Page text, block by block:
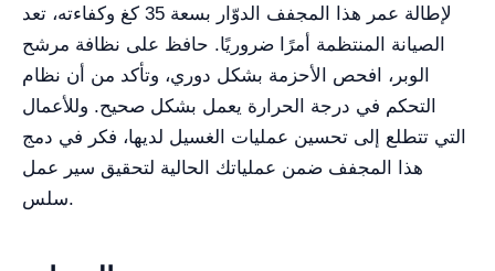
لإطالة عمر هذا المجفف الدوّار بسعة 35 كغ وكفاءته، تعد
الصيانة المنتظمة أمرًا ضروريًا. حافظ على نظافة مرشح
الوبر، افحص الأحزمة بشكل دوري، وتأكد من أن نظام
التحكم في درجة الحرارة يعمل بشكل صحيح. وللأعمال
التي تتطلع إلى تحسين عمليات الغسيل لديها، فكر في دمج
هذا المجفف ضمن عملياتك الحالية لتحقيق سير عمل
سلس.